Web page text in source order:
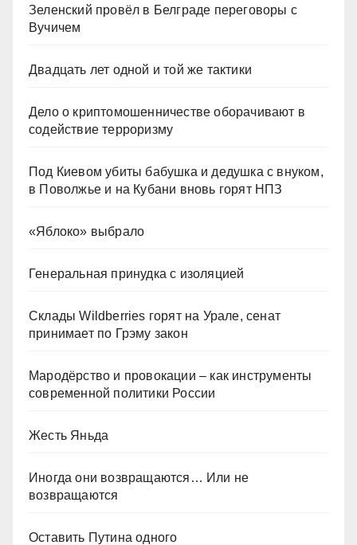
Зеленский провёл в Белграде переговоры с
Вучичем
Двадцать лет одной и той же тактики
Дело о криптомошенничестве оборачивают в
содействие терроризму
Под Киевом убиты бабушка и дедушка с внуком,
в Поволжье и на Кубани вновь горят НПЗ
«Яблоко» выбрало
Генеральная принудка с изоляцией
Склады Wildberries горят на Урале, сенат
принимает по Грэму закон
Мародёрство и провокации – как инструменты
современной политики России
Жесть Яньда
Иногда они возвращаются… Или не
возвращаются
Оставить Путина одного